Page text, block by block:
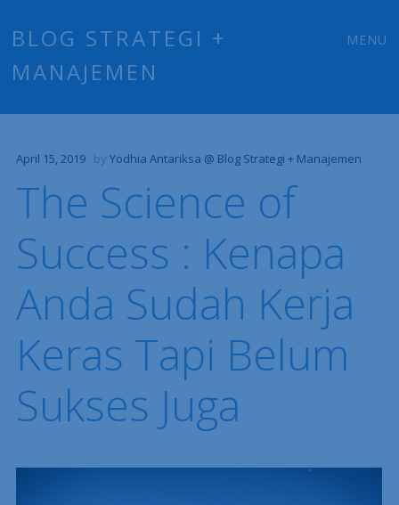
BLOG STRATEGI +
MANAJEMEN
MENU
April 15, 2019 by Yodhia Antariksa @ Blog Strategi + Manajemen
The Science of
Success : Kenapa
Anda Sudah Kerja
Keras Tapi Belum
Sukses Juga